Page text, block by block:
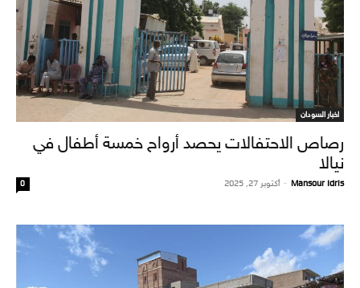
اخبار السودان
رصاص الاحتفالات يحصد أرواح خمسة أطفال في
نيالا
Mansour Idris
- أكتوبر 27, 2025 0